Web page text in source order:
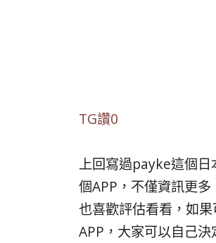
TG讚0
上回寫過payke這個日
個APP，不僅資訊更
也喜歡評估看看，如
APP，大家可以自己